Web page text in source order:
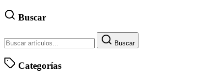
Buscar
Buscar
Categorías